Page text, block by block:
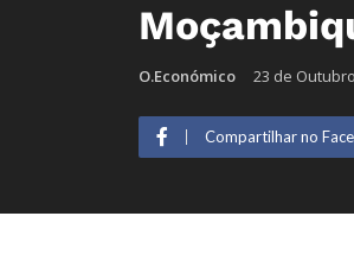
O.Económico 23 de
Compartilhar no